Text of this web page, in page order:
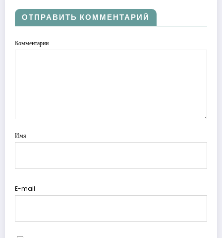
ОТПРАВИТЬ КОММЕНТАРИЙ
Комментарии
Имя
E-mail